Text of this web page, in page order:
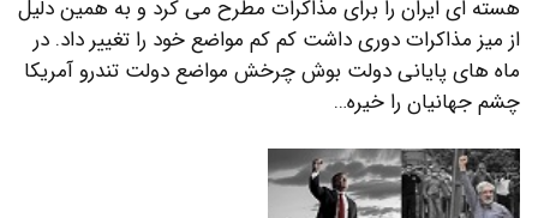
هسته ای ایران را برای مذاکرات مطرح می کرد و به همین دلیل
از میز مذاکرات دوری داشت کم کم مواضع خود را تغییر داد. در
ماه های پایانی دولت بوش چرخش مواضع دولت تندرو آمریکا
چشم جهانیان را خیره…